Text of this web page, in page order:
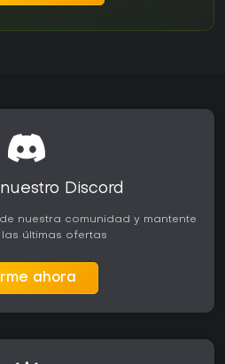
Discord
nuestra comunidad y mantente
últimas ofertas
ahora